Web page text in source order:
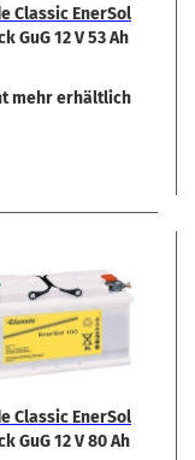
Clas­sic En­er­Sol
GuG 12 V 53 Ah
mehr erhältlich
Clas­sic En­er­Sol
GuG 12 V 80 Ah